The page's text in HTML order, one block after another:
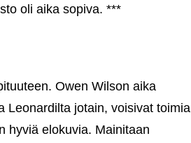
oli aika sopiva. ***
Owen Wilson aika
Leonardilta jotain, voisivat toimia
hyviä elokuvia. Mainitaan